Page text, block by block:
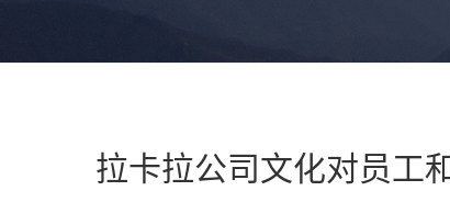
拉卡拉公司文化对员工